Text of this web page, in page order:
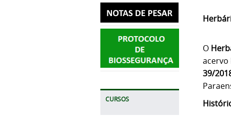
CURSOS
O
acervo
39/